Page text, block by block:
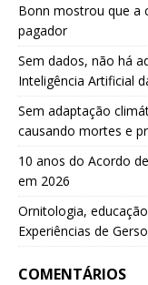
Bonn mostrou que a
pagador
Sem dados, não há
Inteligência Artificial
Sem adaptação
causando mortes e
10 anos do Acordo
em 2026
Ornitologia,
Experiências de
COMENTÁRIOS